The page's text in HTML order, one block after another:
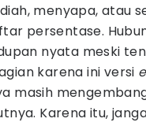
menyapa, atau
persentase.
nyata meski
karena ini versi
masih
Karena itu,